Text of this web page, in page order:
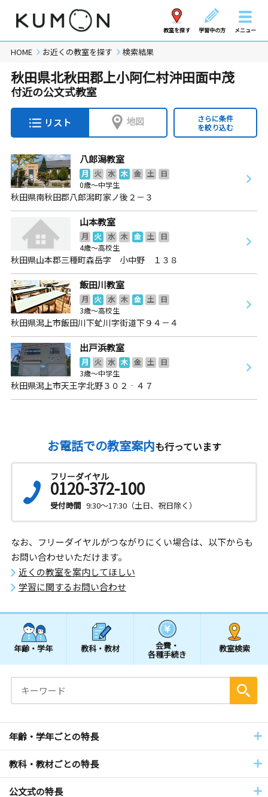
教室を探す 学習中の方 メニュー
HOME お近くの教室を探す 検索結果
秋田県北秋田郡上小阿仁村沖田面中茂
付近の公文式教室
リスト 地図
さらに条件
を絞り込む
八郎潟教室
月 火 水 木 金 土
日
0歳～中学生
秋田県南秋田郡八郎潟町家ノ後２－３
山本教室
月 火 水 木 金 土
日
4歳～高校生
秋田県山本郡三種町森岳字 小中野 １３８
飯田川教室
月 火 水 木 金 土
日
3歳～高校生
秋田県潟上市飯田川下虻川字街道下９４－４
出戸浜教室
月 火 水 木 金 土
日
3歳～中学生
秋田県潟上市天王字北野３０２‐４７
お電話での教室案内も行っています
フリーダイヤル
0120-372-100
受付時間 9:30～17:30（土日、祝日除く）
なお、フリーダイヤルがつながりにくい場合は、以下からも
お問い合わせいただけます。
近くの教室を案内してほしい
学習に関するお問い合わせ
年齢・学年 教科・教材 会費・
各種手続き
教室検索
年齢・学年ごとの特長
教科・教材ごとの特長
公文式の特長